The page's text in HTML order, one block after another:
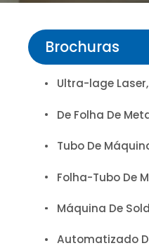
Brochuras
Ultra-lage
De Folha De
Tubo De
Folha-Tubo De
Máquina De
Automatizado